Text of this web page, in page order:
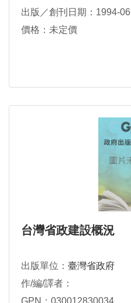
出版／創刊日期：1994-06
價格：未定價
台灣省政建設概況
出版單位： 臺灣省政府
作/編/譯者：
GPN：030012830034